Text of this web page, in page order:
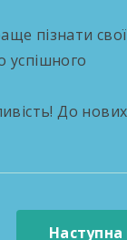
пізнати свої
успішного
До нових